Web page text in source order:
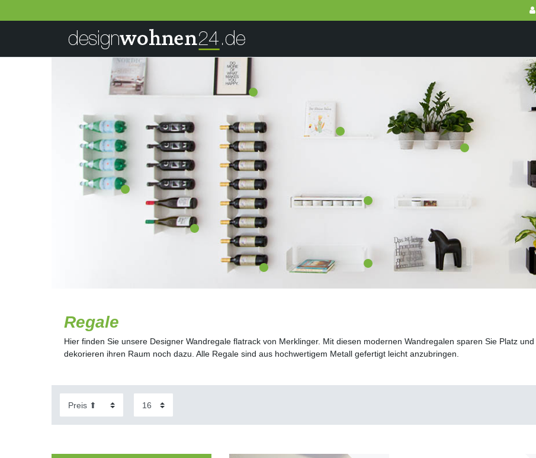
Regale
Hier finden Sie unsere Designer Wandregale flatrack von Merklinger. Mit diesen modernen Wandregalen sparen Sie Platz und
dekorieren ihren Raum noch dazu. Alle Regale sind aus hochwertigem Metall gefertigt leicht anzubringen.